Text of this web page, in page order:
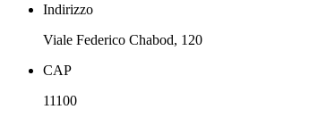
Indirizzo
Viale Federico Chabod, 120
CAP
11100